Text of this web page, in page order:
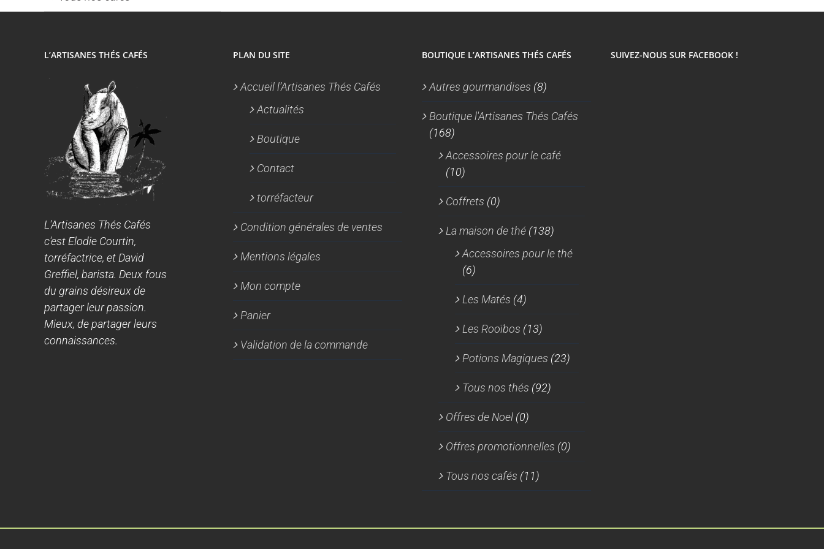
du
L’ARTISANES THÉS CAFÉS
L'Artisanes Thés Cafés
c'est Elodie Courtin,
torréfactrice, et David
Greffiel, barista. Deux fous
du grains désireux de
partager leur passion.
Mieux, de partager leurs
connaissances.
PLAN DU SITE
Accueil l’Artisanes Thés Cafés
Actualités
Boutique
Contact
torréfacteur
Condition générales de ventes
Mentions légales
Mon compte
Panier
Validation de la commande
BOUTIQUE L’ARTISANES THÉS CAFÉS
Autres gourmandises (8)
Boutique l'Artisanes Thés Cafés
(168)
Accessoires pour le café
(10)
Coffrets (0)
La maison de thé (138)
Accessoires pour le thé
(6)
Les Matés (4)
Les Rooïbos (13)
Potions Magiques (23)
Tous nos thés (92)
Offres de Noel (0)
Offres promotionnelles (0)
Tous nos cafés (11)
SUIVEZ-NOUS SUR FACEBOOK !